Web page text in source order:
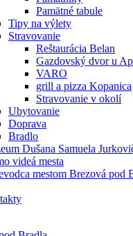
Pamätné tabule
Tipy na výlety
Stravovanie
Reštaurácia Belan
Gazdovský dvor u
VARO
grill a pizza Kopanica
Stravovanie v okolí
Ubytovanie
Doprava
Bradlo
Dušana Samuela
videá mesta
mestom Brezová pod